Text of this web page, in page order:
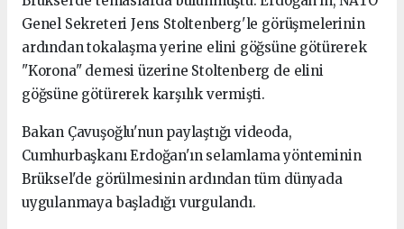
Genel Sekreteri Jens Stoltenberg'le görüşmelerinin
ardından tokalaşma yerine elini göğsüne götürerek
"Korona" demesi üzerine Stoltenberg de elini
göğsüne götürerek karşılık vermişti.
Bakan Çavuşoğlu'nun paylaştığı videoda,
Cumhurbaşkanı Erdoğan'ın selamlama yönteminin
Brüksel'de görülmesinin ardından tüm dünyada
uygulanmaya başladığı vurgulandı.